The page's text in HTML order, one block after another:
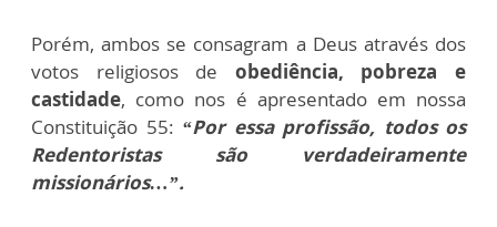
Porém, ambos se consagram a Deus através dos
votos religiosos de obediência, pobreza e
castidade, como nos é apresentado em nossa
Constituição 55: “Por essa profissão, todos os
Redentoristas são verdadeiramente
missionários…”.